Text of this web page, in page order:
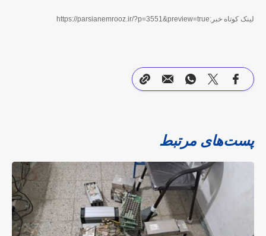
لینک کوتاه خبر:https://parsianemrooz.ir/?p=3551&preview=true
پست‌های مرتبط